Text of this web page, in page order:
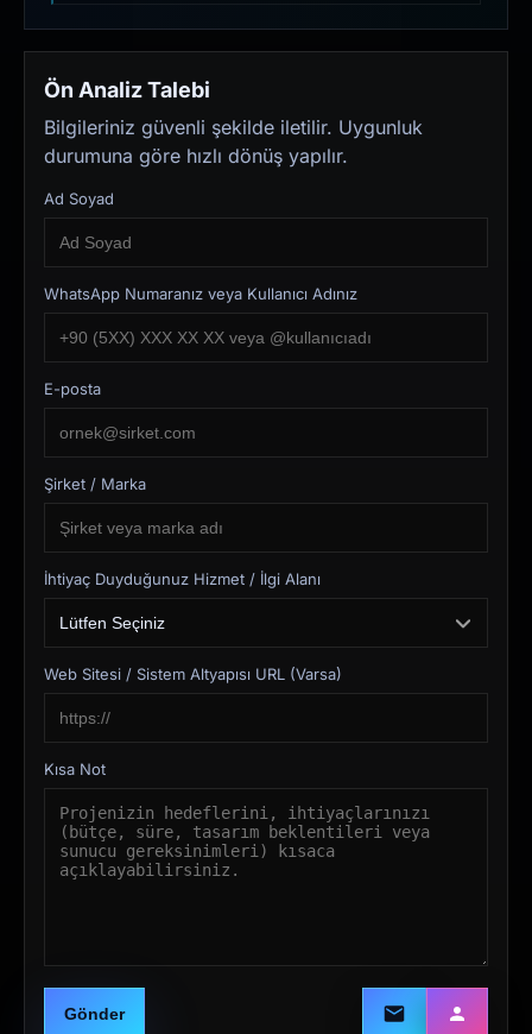
Ön Analiz Talebi
Bilgileriniz güvenli şekilde iletilir. Uygunluk
durumuna göre hızlı dönüş yapılır.
Ad Soyad
WhatsApp Numaranız veya Kullanıcı Adınız
E-posta
Şirket / Marka
İhtiyaç Duyduğunuz Hizmet / İlgi Alanı
Web Sitesi / Sistem Altyapısı URL (Varsa)
Kısa Not
Gönder